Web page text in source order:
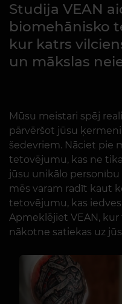
Studija VEAN
biomehānisko
kur katrs
un mākslas
Mūsu meistari spēj
pārvēršot jūsu
šedevriem. Nāciet pie
tetovējumu, kas ne
jūsu unikālo personību
mēs varam radīt kaut
tetovējumu, kas
Apmeklējiet VEAN,
nākotne satiekas uz